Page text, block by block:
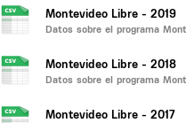
Montevideo Libre - 2019
Datos sobre el programa
Montevideo Libre - 2018
Datos sobre el programa
Montevideo Libre - 2017